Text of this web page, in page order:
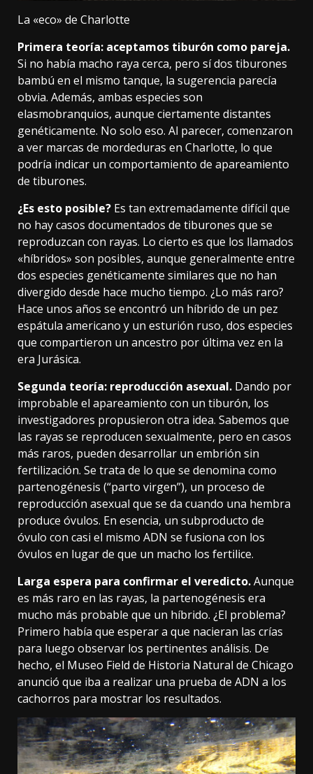
La «eco» de Charlotte
Primera teoría: aceptamos tiburón como pareja.
Si no había macho raya cerca, pero sí dos tiburones
bambú en el mismo tanque, la sugerencia parecía
obvia. Además, ambas especies son
elasmobranquios, aunque ciertamente distantes
genéticamente. No solo eso. Al parecer, comenzaron
a ver marcas de mordeduras en Charlotte, lo que
podría indicar un comportamiento de apareamiento
de tiburones.
¿Es esto posible? Es tan extremadamente difícil que
no hay casos documentados de tiburones que se
reproduzcan con rayas. Lo cierto es que los llamados
«híbridos» son posibles, aunque generalmente entre
dos especies genéticamente similares que no han
divergido desde hace mucho tiempo. ¿Lo más raro?
Hace unos años se encontró un híbrido de un pez
espátula americano y un esturión ruso, dos especies
que compartieron un ancestro por última vez en la
era Jurásica.
Segunda teoría: reproducción asexual. Dando por
improbable el apareamiento con un tiburón, los
investigadores propusieron otra idea. Sabemos que
las rayas se reproducen sexualmente, pero en casos
más raros, pueden desarrollar un embrión sin
fertilización. Se trata de lo que se denomina como
partenogénesis (“parto virgen”), un proceso de
reproducción asexual que se da cuando una hembra
produce óvulos. En esencia, un subproducto de
óvulo con casi el mismo ADN se fusiona con los
óvulos en lugar de que un macho los fertilice.
Larga espera para confirmar el veredicto.Aunque
es más raro en las rayas, la partenogénesis era
mucho más probable que un híbrido. ¿El problema?
Primero había que esperar a que nacieran las crías
para luego observar los pertinentes análisis. De
hecho, el Museo Field de Historia Natural de Chicago
anunció que iba a realizar una prueba de ADN a los
cachorros para mostrar los resultados.